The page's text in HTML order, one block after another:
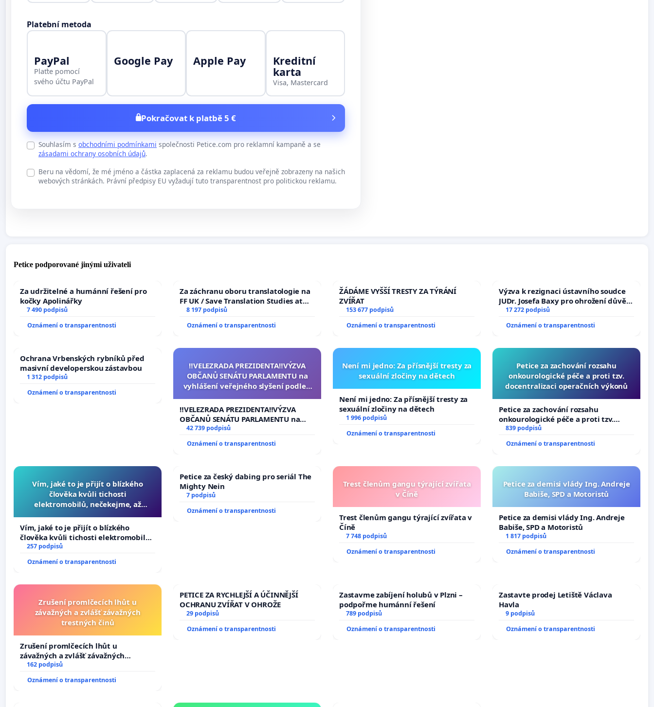
Platební metoda
PayPal
Plaťte pomocí
svého účtu PayPal
Google Pay Apple Pay Kreditní
karta
Visa, Mastercard
Pokračovat k platbě 5 €
Souhlasím s obchodními podmínkami společnosti Petice.com pro reklamní kampaně a se
zásadami ochrany osobních údajů.
Beru na vědomí, že mé jméno a částka zaplacená za reklamu budou veřejně zobrazeny na našich
webových stránkách. Právní předpisy EU vyžadují tuto transparentnost pro politickou reklamu.
Petice podporované jinými uživateli
Za udržitelné a humánní řešení pro
kočky Apolinářky
7 490 podpisů
Oznámení o transparentnosti
Za záchranu oboru translatologie na
FF UK / Save Translation Studies at
the Faculty of Arts, Charles
8 197 podpisů
Oznámení o transparentnosti
ŽÁDÁME VYŠŠÍ TRESTY ZA TÝRÁNÍ
ZVÍŘAT
153 677 podpisů
Oznámení o transparentnosti
Výzva k rezignaci ústavního soudce
JUDr. Josefa Baxy pro ohrožení důvěry
ve spravedlivý proces
17 272 podpisů
Oznámení o transparentnosti
Ochrana Vrbenských rybníků před
masivní developerskou zástavbou
1 312 podpisů
Oznámení o transparentnosti
‼️VELEZRADA PREZIDENTA‼️VÝZVA
OBČANŮ SENÁTU PARLAMENTU na
vyhlášení veřejného slyšení podle §
na přijetí usnesení k podání ústavní
žaloby na prezidenta republiky
‼️VELEZRADA PREZIDENTA‼️VÝZVA
OBČANŮ SENÁTU PARLAMENTU na
vyhlášení veřejného slyšení podle §
na přijetí usnesení k podání ústavní
42 739 podpisů
Oznámení o transparentnosti
Není mi jedno: Za přísnější tresty za
sexuální zločiny na dětech
Není mi jedno: Za přísnější tresty za
sexuální zločiny na dětech
1 996 podpisů
Oznámení o transparentnosti
Petice za zachování rozsahu
onkourologické péče a proti tzv.
docentralizaci operačních výkonů
Petice za zachování rozsahu
onkourologické péče a proti tzv.
docentralizaci operačních výkonů
839 podpisů
Oznámení o transparentnosti
Vím, jaké to je přijít o blízkého
člověka kvůli tichosti
elektromobilů, nečekejme, až
auta!
Vím, jaké to je přijít o blízkého
člověka kvůli tichosti elektromobilů,
nečekejme, až přibydou další,
257 podpisů
Oznámení o transparentnosti
Petice za český dabing pro seriál The
Mighty Nein
7 podpisů
Oznámení o transparentnosti
Trest členům gangu týrající zvířata
v Číně
Trest členům gangu týrající zvířata v
Číně
7 748 podpisů
Oznámení o transparentnosti
Petice za demisi vlády Ing. Andreje
Babiše, SPD a Motoristů
Petice za demisi vlády Ing. Andreje
Babiše, SPD a Motoristů
1 817 podpisů
Oznámení o transparentnosti
Zrušení promlčecích lhůt u
závažných a zvlášť závažných
trestných činů
Zrušení promlčecích lhůt u
závažných a zvlášť závažných
trestných činů
162 podpisů
Oznámení o transparentnosti
PETICE ZA RYCHLEJŠÍ A ÚČINNĚJŠÍ
OCHRANU ZVÍŘAT V OHROŽE
29 podpisů
Oznámení o transparentnosti
Zastavme zabíjení holubů v Plzni –
podpořme humánní řešení
789 podpisů
Oznámení o transparentnosti
Zastavte prodej Letiště Václava
Havla
9 podpisů
Oznámení o transparentnosti